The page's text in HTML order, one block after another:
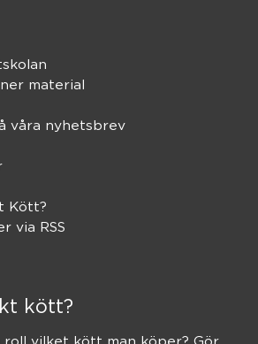
material
våra nyhetsbrev
Kött?
via RSS
kött?